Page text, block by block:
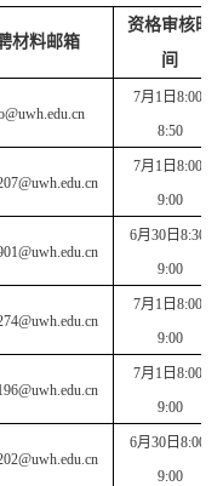
材料邮箱
资格审核时
间
7月1日8:00-
8:50
7月1日8:00-
9:00
6月30日8:30-
9:00
7月1日8:00-
9:00
7月1日8:00-
9:00
6月30日8:00-
9:00